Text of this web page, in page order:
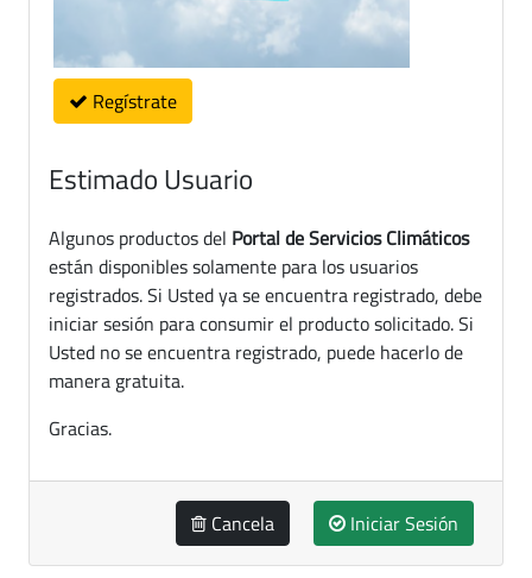
Regístrate
Estimado Usuario
Algunos productos del Portal de Servicios Climáticos
están disponibles solamente para los usuarios
registrados. Si Usted ya se encuentra registrado, debe
iniciar sesión para consumir el producto solicitado. Si
Usted no se encuentra registrado, puede hacerlo de
manera gratuita.
Gracias.
Cancela Iniciar Sesión